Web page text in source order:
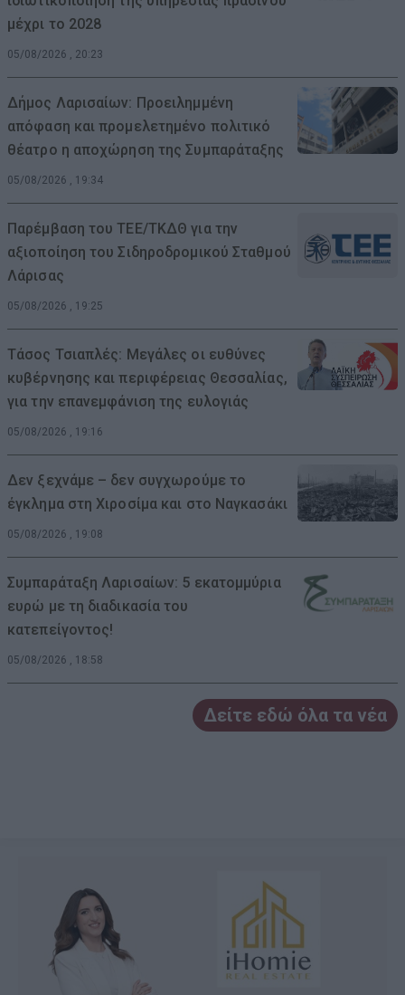
μέχρι το 2028
05/08/2026 , 20:23
Δήμος Λαρισαίων: Προειλημμένη
απόφαση και προμελετημένο πολιτικό
θέατρο η αποχώρηση της Συμπαράταξης
05/08/2026 , 19:34
Παρέμβαση του ΤΕΕ/ΤΚΔΘ για την
αξιοποίηση του Σιδηροδρομικού Σταθμού
Λάρισας
05/08/2026 , 19:25
Τάσος Τσιαπλές: Μεγάλες οι ευθύνες
κυβέρνησης και περιφέρειας Θεσσαλίας,
για την επανεμφάνιση της ευλογιάς
05/08/2026 , 19:16
Δεν ξεχνάμε – δεν συγχωρούμε το
έγκλημα στη Χιροσίμα και στο Ναγκασάκι
05/08/2026 , 19:08
Συμπαράταξη Λαρισαίων: 5 εκατομμύρια
ευρώ με τη διαδικασία του
κατεπείγοντος!
05/08/2026 , 18:58
Δείτε εδώ όλα τα νέα